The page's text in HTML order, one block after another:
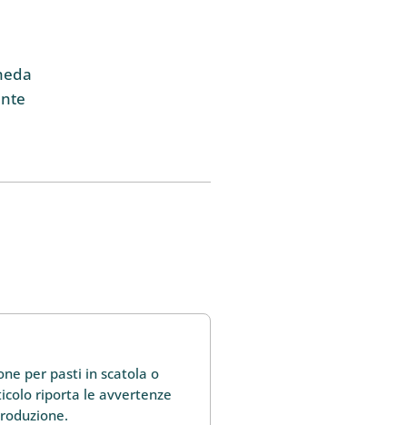
per pasti in scatola o
riporta le avvertenze